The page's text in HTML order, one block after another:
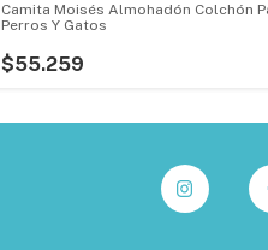
Camita Moisés Almohadón Colchón
Perros Y Gatos
$55.259